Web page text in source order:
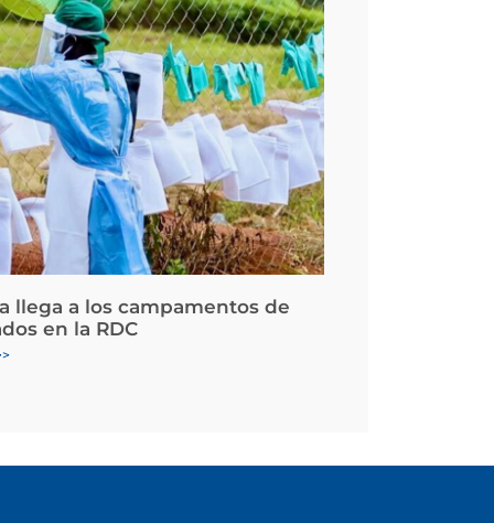
llega a los campamentos de
en la RDC